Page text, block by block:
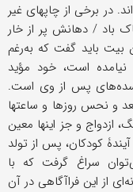
در برخی از چاپهای غیر
باد / دهانش پر از خار
۱۷۲). دربارۀ این بیت باید گفت که به‌رغم
نیامده است، خود مؤید
سده‌های پس از وی است.
و نحس روزها و ساعتها
ازدواج و جز اینها معین
کودکان، پس از تولد
سراغ گرفت که با
از این فراآگاهی در آن